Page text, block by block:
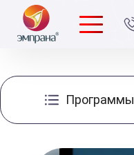
Программы